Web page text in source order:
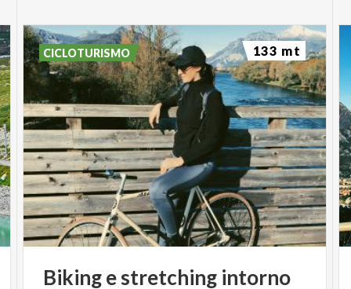
Bikingestretching intorno
CICLOTURISMO 133 mt